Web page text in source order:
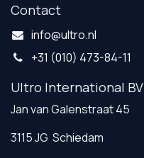
Contact
info@ultro.nl
+31 (010) 473-84-11
Ultro International BV
Jan van Galenstraat 45
3115 JG Schiedam